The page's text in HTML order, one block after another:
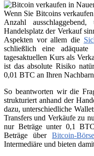
Wenn Sie Bitcoins
Anzahl
Handelsplatz der Verkauf
Aspekten vor allem die
schließlich eine adäquate
tagesaktuellen Kurs als
ist das absolute Risiko
0,01 BTC an Ihren
So beantworten wir die
strukturiert anhand der
dazu, unterschiedliche
Transfers und Verkäufe zu
nur Beträge unter 0,1
Beträge überBitcoin-
Intermediäre und bieten